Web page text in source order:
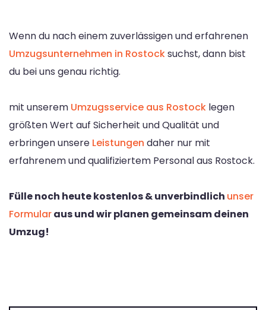
Wenn du nach einem zuverlässigen und erfahrenen
Umzugsunternehmen in Rostocksuchst, dann bist
du bei uns genau richtig.
mit unserem Umzugsservice aus Rostock legen
größten Wert auf Sicherheit und Qualität und
erbringen unsere Leistungen daher nur mit
erfahrenem und qualifiziertem Personal aus Rostock.
Fülle noch heute kostenlos & unverbindlich unser
Formularaus und wir planen gemeinsam deinen
Umzug!